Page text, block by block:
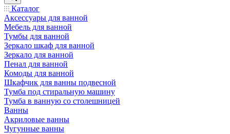
Каталог
Аксессуары для ванной
Мебель для ванной
Тумбы для ванной
Зеркало шкаф для ванной
Зеркало для ванной
Пенал для ванной
Комоды для ванной
Шкафчик для ванны подвесной
Тумба под стиральную машину
Тумба в ванную со столешницей
Ванны
Акриловые ванны
Чугунные ванны